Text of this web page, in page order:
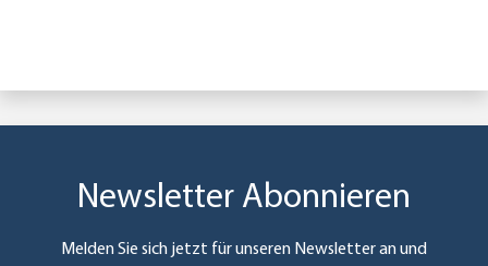
Newsletter Abonnieren
Melden Sie sich jetzt für unseren Newsletter an und